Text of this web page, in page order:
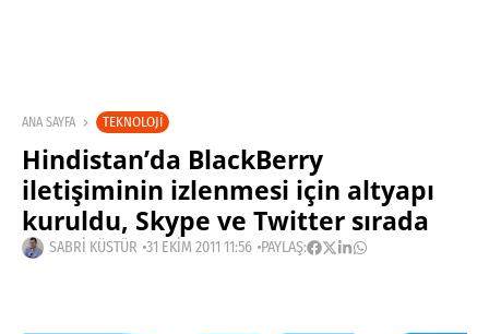
ANA SAYFA TEKNOLOJI
Hindistan’da BlackBerry
iletişiminin izlenmesi için altyapı
kuruldu, Skype ve Twitter sırada
SABRI KÜSTÜR 31 EKIM 2011 11:56 PAYLAŞ: